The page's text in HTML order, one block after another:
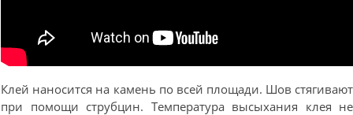
Клей наносится на камень по всей площади. Шов стягивают
при помощи струбцин. Температура высыхания клея не